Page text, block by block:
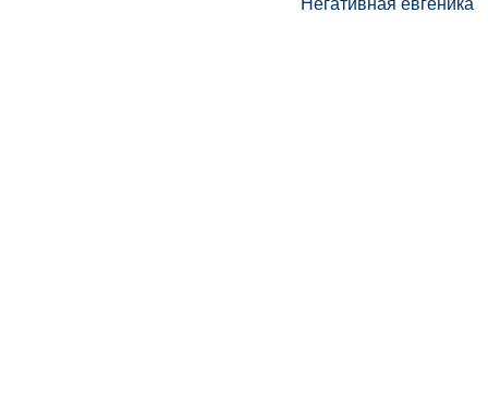
Негативная евгеника